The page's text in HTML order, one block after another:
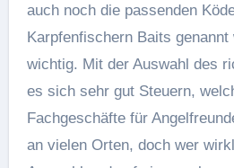
auch noch die passenden
Karpfenfischern Baits genannt
wichtig. Mit der Auswahl des
es sich sehr gut Steuern,
Fachgeschäfte für
an vielen Orten, doch wer